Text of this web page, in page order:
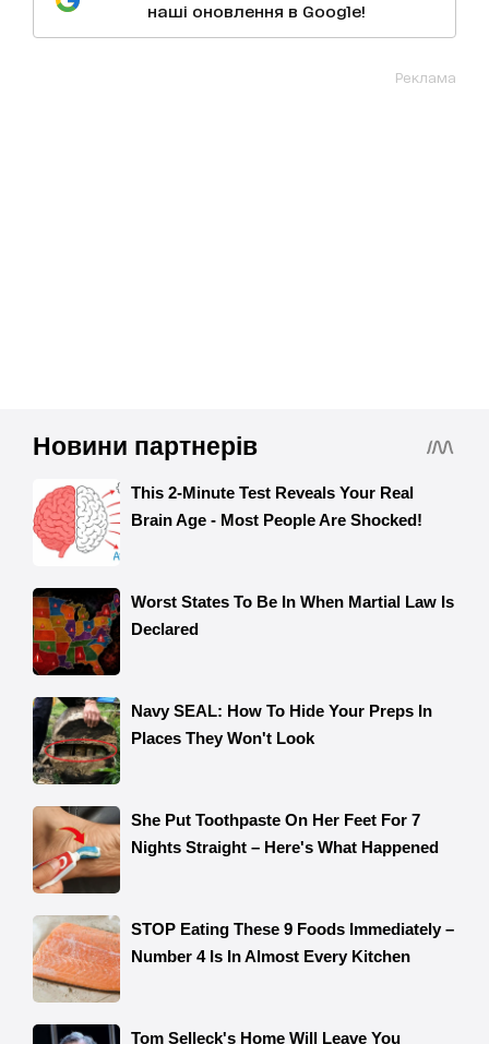
наші оновлення в Google!
Реклама